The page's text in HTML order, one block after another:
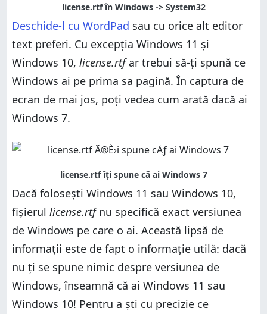
Deschide-l cu WordPad sau cu orice alt editor
text preferi. Cu excepția Windows 11 și
Windows 10, license.rtfar trebui să-ți spună ce
Windows ai pe prima sa pagină. În captura de
ecran de mai jos, poți vedea cum arată dacă ai
Windows 7.
Dacă folosești Windows 11 sau Windows 10,
fișierul license.rtfnu specifică exact versiunea
de Windows pe care o ai. Această lipsă de
informații este de fapt o informație utilă: dacă
nu ți se spune nimic despre versiunea de
Windows, înseamnă că ai Windows 11 sau
Windows 10! Pentru a ști cu precizie ce